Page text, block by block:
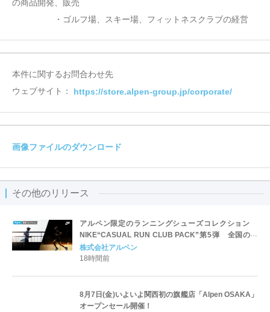
の商品開発、販売
・ゴルフ場、スキー場、フィットネスクラブの経営
本件に関するお問合わせ先
ウェブサイト： https://store.alpen-group.jp/corporate/
画像ファイルのダウンロード
その他のリリース
アルペン限定のランニングシューズコレクション
NIKE“CASUAL RUN CLUB PACK”第5弾 全国のス
ポーツデポ・アルペンにて7/31(金)発売
株式会社アルペン
18時間前
8月7日(金)いよいよ関西初の旗艦店「Alpen OSAKA」
オープンセール開催！